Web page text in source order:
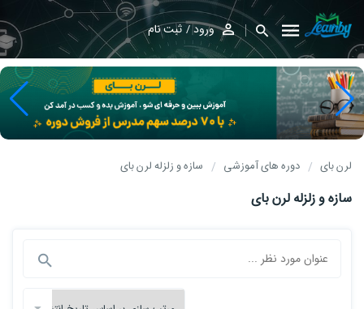
ورود ثبت نام
لرن بای دوره های آموزشی سازه و زلزله لرن بای
سازه و زلزله لرن بای